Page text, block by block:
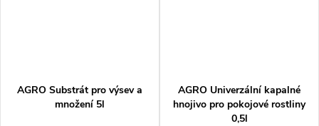
AGRO Substrát pro výsev a
množení 5l
AGRO Univerzální kapalné
hnojivo pro pokojové rostliny
0,5l